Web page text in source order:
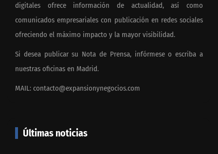
digitales ofrece información de actualidad, así como
comunicados empresariales con publicación en redes sociales
ofreciendo el máximo impacto y la mayor visibilidad.
Si desea publicar su Nota de Prensa, infórmese o escriba a
nuestras oficinas en Madrid.
MAIL: contacto@expansionynegocios.com
Últimas noticias